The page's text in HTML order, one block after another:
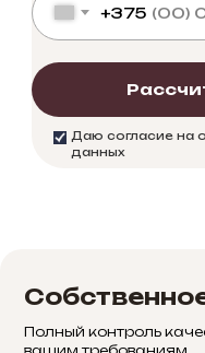
Даю согласие на
данных
+375
Полный контроль